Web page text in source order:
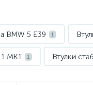
BMW 5 E39 1
MK1 1 Втулки